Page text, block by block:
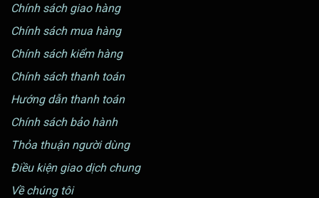
Chính sách giao hàng
Chính sách mua hàng
Chính sách kiểm hàng
Chính sách thanh toán
Hướng dẫn thanh toán
Chính sách bảo hành
Thỏa thuận người dùng
Điều kiện giao dịch chung
Về chúng tôi